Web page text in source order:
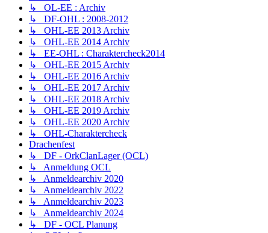
↳ OL-EE : Archiv
↳ DF-OHL : 2008-2012
↳ OHL-EE 2013 Archiv
↳ OHL-EE 2014 Archiv
↳ EE-OHL : Charaktercheck2014
↳ OHL-EE 2015 Archiv
↳ OHL-EE 2016 Archiv
↳ OHL-EE 2017 Archiv
↳ OHL-EE 2018 Archiv
↳ OHL-EE 2019 Archiv
↳ OHL-EE 2020 Archiv
↳ OHL-Charaktercheck
Drachenfest
↳ DF - OrkClanLager (OCL)
↳ Anmeldung OCL
↳ Anmeldearchiv 2020
↳ Anmeldearchiv 2022
↳ Anmeldearchiv 2023
↳ Anmeldearchiv 2024
↳ DF - OCL Planung